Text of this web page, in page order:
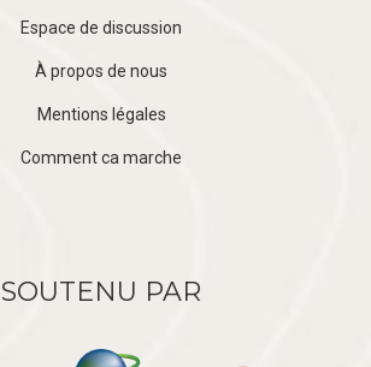
Espace de discussion
À propos de nous
Mentions légales
Comment ca marche
SOUTENU PAR